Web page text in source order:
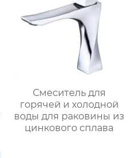
Смеситель для
горячей и холодной
воды для раковины из
цинкового сплава